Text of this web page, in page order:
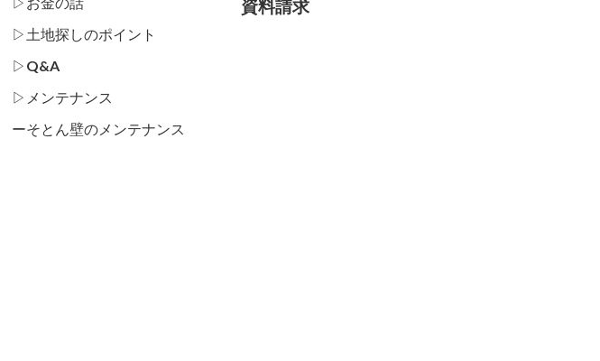
▷土地探しのポイント
▷Q&A
▷メンテナンス
ーそとん壁のメンテナンス
資料請求